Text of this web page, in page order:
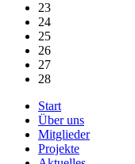
23
24
25
26
27
28
Start
Über uns
Mitglieder
Projekte